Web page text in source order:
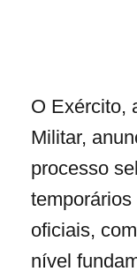
O Exército,
Militar,
processo
oficiais,
nível